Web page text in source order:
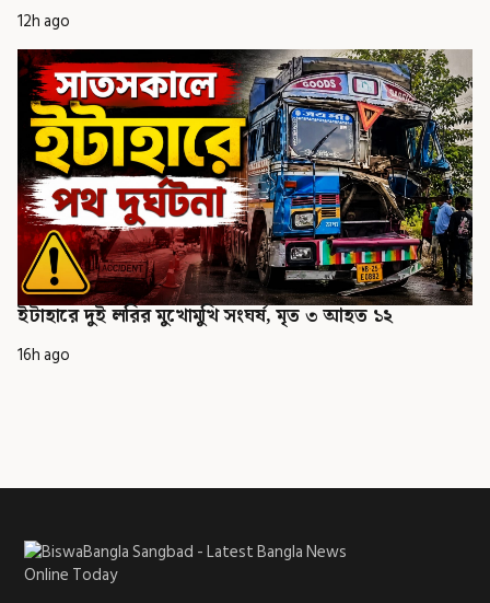
12h ago
ইটাহারে দুই লরির মুখোমুখি সংঘর্ষ, মৃত ৩ আহত ১২
16h ago